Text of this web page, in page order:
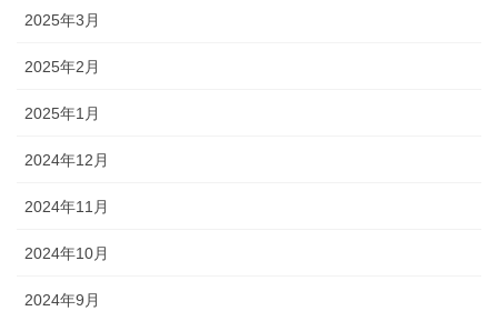
2025年3月
2025年2月
2025年1月
2024年12月
2024年11月
2024年10月
2024年9月